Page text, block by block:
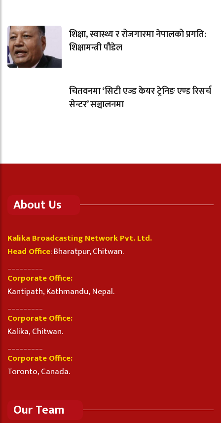
शिक्षा, स्वास्थ्य र रोजगारमा नेपालको प्रगति:
शिक्षामन्त्री पौडेल
चितवनमा ‘सिटी एज्ड केयर ट्रेनिङ एण्ड रिसर्च
सेन्टर’ सञ्चालनमा
About Us
Kalika Broadcasting Network Pvt. Ltd.
Head Office: Bharatpur, Chitwan.
Corporate Office:
Kantipath, Kathmandu, Nepal.
Corporate Office:
Kalika, Chitwan.
Corporate Office:
Toronto, Canada.
Our Team